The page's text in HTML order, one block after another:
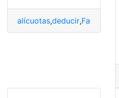
alícuotas,deducir,Facturas